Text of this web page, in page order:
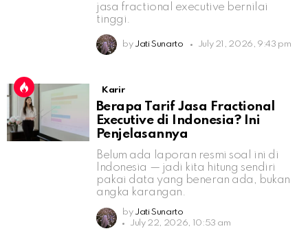
jasa fractional executive bernilai
tinggi.
by Jati Sunarto July 21, 2026, 9:43 pm
Karir
Berapa Tarif Jasa Fractional
Executive di Indonesia? Ini
Penjelasannya
Belum ada laporan resmi soal ini di
Indonesia — jadi kita hitung sendiri
pakai data yang beneran ada, bukan
angka karangan.
by Jati Sunarto
July 22, 2026, 10:53 am